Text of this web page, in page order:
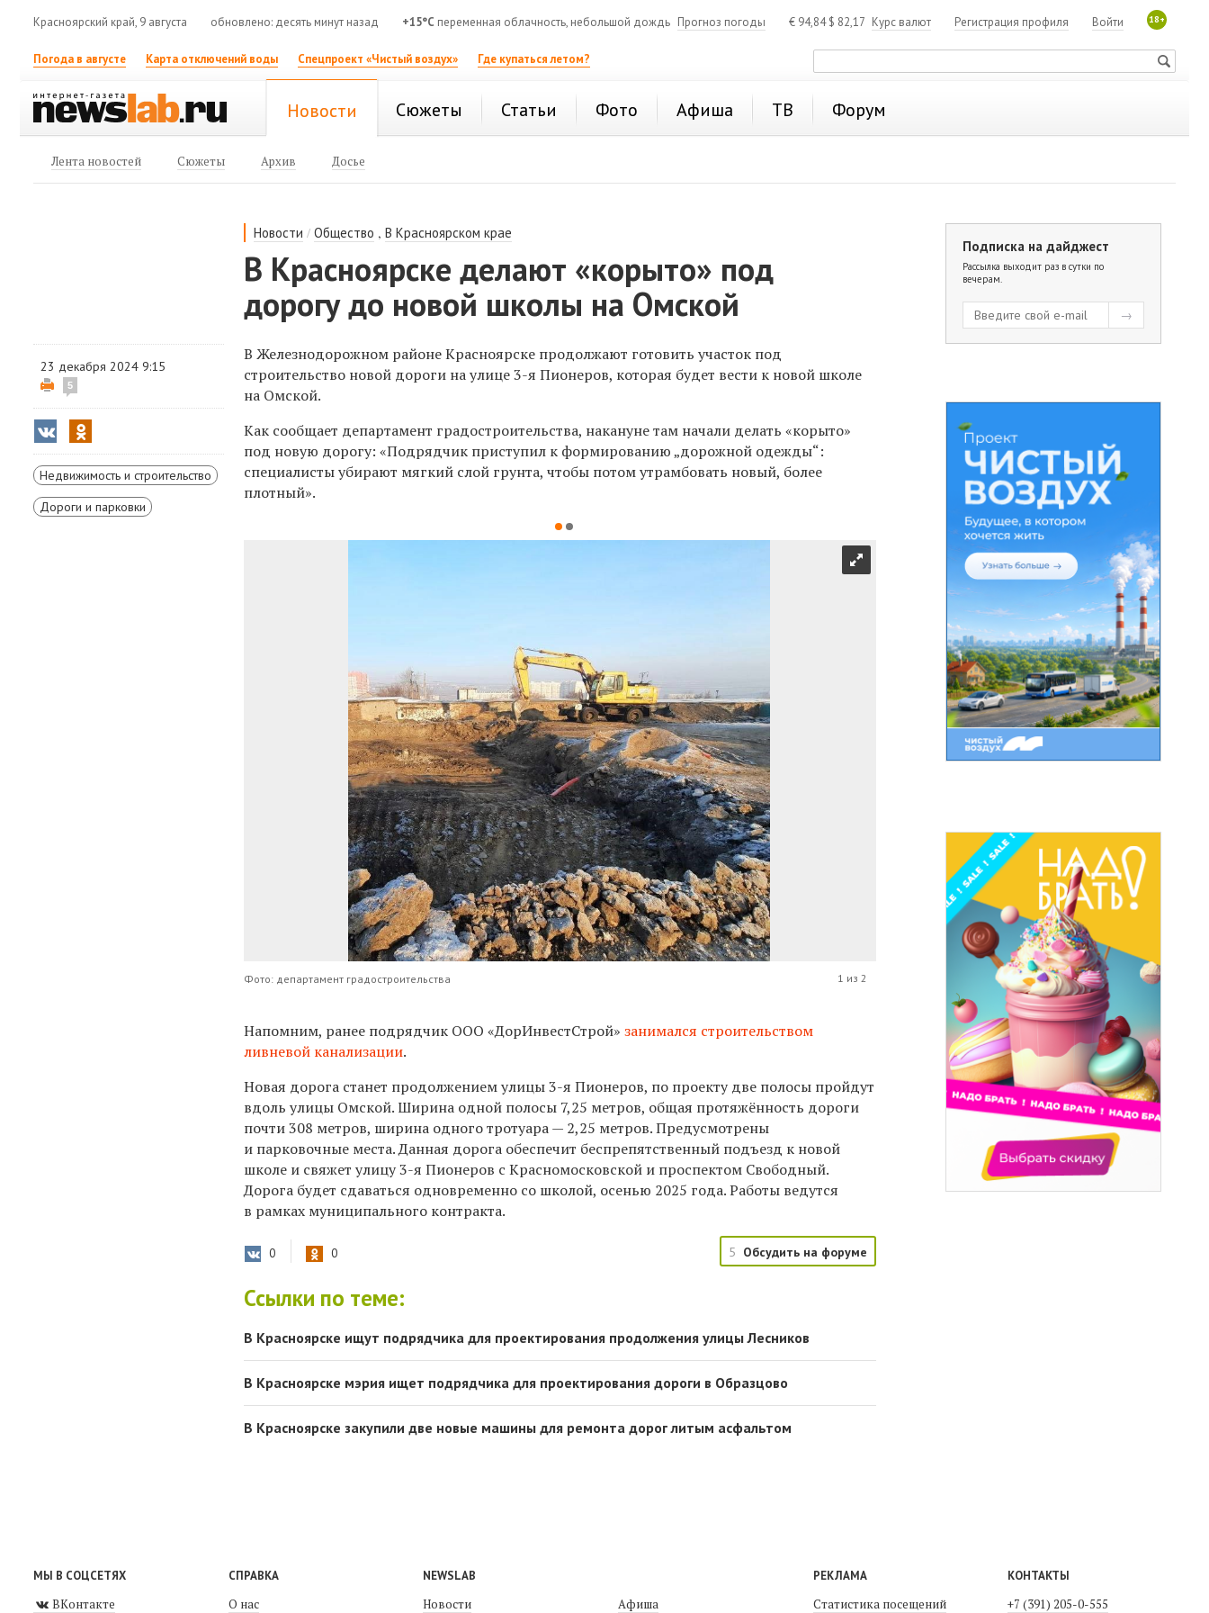
Красноярский край, 9 августа обновлено: десять минут назад +15°C переменная облачность, небольшой дождь Прогноз погоды € 94,84$ 82,17 Курс валют 18+
Войти
Регистрация профиля
Погода в августе Карта отключений воды Спецпроект «Чистый воздух» Где купаться летом?
Новости Сюжеты Статьи Фото Афиша ТВ Форум
Лента новостей Сюжеты Архив Досье
Новости /Общество ,В Красноярском крае
В Красноярске делают «корыто» под
дорогу до новой школы на Омской
23 декабря 2024 9:15
5
Недвижимость и строительство
Дороги и парковки
В Железнодорожном районе Красноярске продолжают готовить участок под
строительство новой дороги на улице 3-я Пионеров, которая будет вести к новой школе
на Омской.
Как сообщает департамент градостроительства, накануне там начали делать «корыто»
под новую дорогу: «Подрядчик приступил к формированию „дорожной одежды“:
специалисты убирают мягкий слой грунта, чтобы потом утрамбовать новый, более
плотный».
Фото: департамент градостроительства 1 из 2
Напомним, ранее подрядчик ООО «ДорИнвестСтрой»занимался строительством
ливневой канализации.
Новая дорога станет продолжением улицы 3-я Пионеров, по проекту две полосы пройдут
вдоль улицы Омской. Ширина одной полосы 7,25 метров, общая протяжённость дороги
почти 308 метров, ширина одного тротуара — 2,25 метров. Предусмотрены
и парковочные места. Данная дорога обеспечит беспрепятственный подъезд к новой
школе и свяжет улицу 3-я Пионеров с Красномосковской и проспектом Свободный.
Дорога будет сдаваться одновременно со школой, осенью 2025 года. Работы ведутся
в рамках муниципального контракта.
0 0 5 Обсудить на форуме
Ссылки по теме:
В Красноярске ищут подрядчика для проектирования продолжения улицы Лесников
В Красноярске мэрия ищет подрядчика для проектирования дороги в Образцово
В Красноярске закупили две новые машины для ремонта дорог литым асфальтом
Подписка на дайджест
Рассылка выходит раз в сутки по
вечерам.
МЫ В СОЦСЕТЯХ
ВКонтакте
СПРАВКА
О нас
NEWSLAB
Новости Афиша
РЕКЛАМА
Статистика посещений
КОНТАКТЫ
+7 (391) 205-0-555